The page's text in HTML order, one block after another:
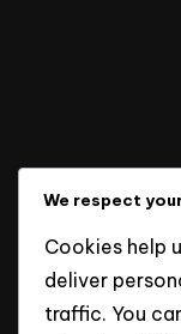
We respect
Cookies help
deliver
traffic. You